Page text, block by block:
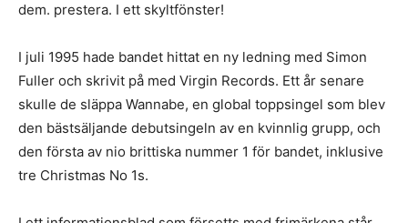
dem. prestera. I ett skyltfönster!
I juli 1995 hade bandet hittat en ny ledning med Simon
Fuller och skrivit på med Virgin Records. Ett år senare
skulle de släppa Wannabe, en global toppsingel som blev
den bästsäljande debutsingeln av en kvinnlig grupp, och
den första av nio brittiska nummer 1 för bandet, inklusive
tre Christmas No 1s.